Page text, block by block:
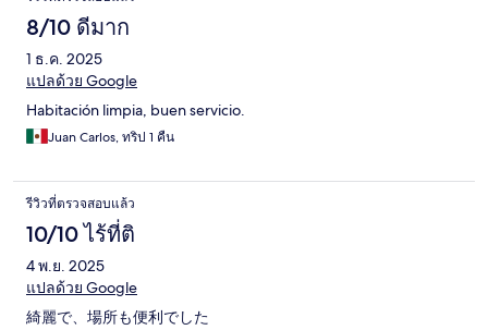
8/10 ดีมาก
1 ธ.ค. 2025
แปลด้วย Google
Habitación limpia, buen servicio.
Juan Carlos, ทริป 1 คืน
รีวิวที่ตรวจสอบแล้ว
10/10 ไร้ที่ติ
4 พ.ย. 2025
แปลด้วย Google
綺麗で、場所も便利でした